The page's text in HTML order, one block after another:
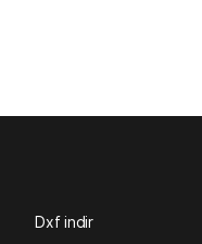
Dxf indir